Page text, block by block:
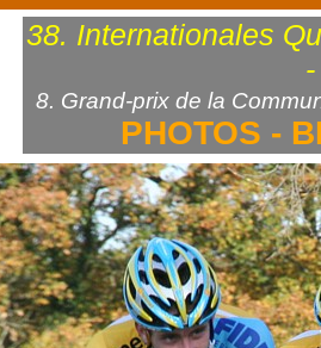
38. Internationales
8. Grand-prix de la
PHOTOS -